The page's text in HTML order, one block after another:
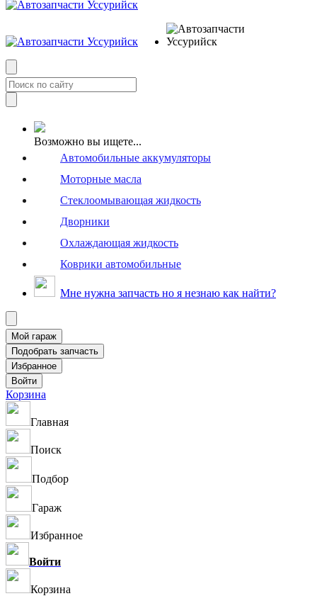
Возможно вы ищете...
Автомобильные аккумуляторы
Моторные масла
Стеклоомывающая жидкость
Дворники
Охлаждающая жидкость
Коврики автомобильные
Мне нужна запчасть но я незнаю как найти?
Корзина
Главная
Поиск
Подбор
Гараж
Избранное
Войти
Корзина